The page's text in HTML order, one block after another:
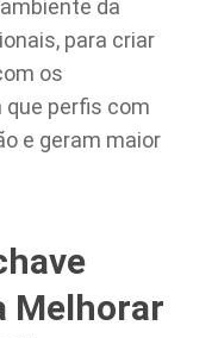
da
para criar
os
perfis com
e geram maior
Melhorar